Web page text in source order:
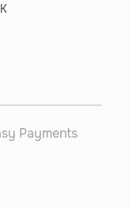
Payments